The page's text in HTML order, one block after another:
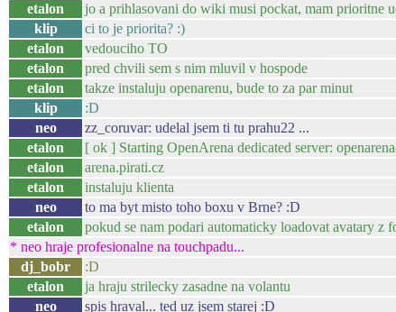
etalon
jo a prihlasovani do wiki musi pockat, mam prioritne
klip
ci to je priorita? :)
etalon
vedouciho TO
etalon
pred chvili sem s nim mluvil v hospode
etalon
takze instaluju openarenu, bude to za par minut
klip
:D
neo
zz_coruvar: udelal jsem ti tu prahu22 ...
etalon
[ ok ] Starting OpenArena dedicated server:
etalon
arena.pirati.cz
etalon
instaluju klienta
neo
to ma byt misto toho boxu v Brne? :D
etalon
pokud se nam podari automaticky loadovat avatary z
* neo hraje profesionalne na touchpadu...
dj_bobr
:D
etalon
ja hraju strilecky zasadne na volantu
neo
spis hraval... ted uz jsem starej :D